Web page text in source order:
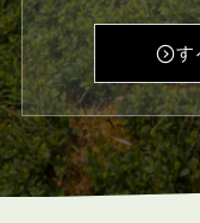
す